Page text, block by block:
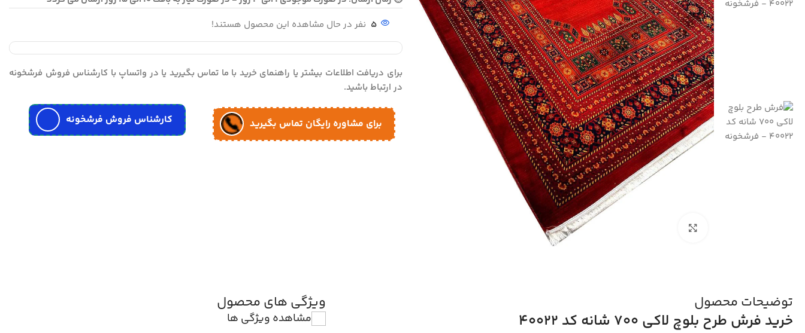
5 نفر در حال مشاهده این محصول هستند!
برای دریافت اطلاعات بیشتر یا راهنمای خرید با ما تماس بگیرید یا در واتساپ با کارشناس فروش فرشخونه
در ارتباط باشید.
برای مشاوره رایگان تماس بگیرید کارشناس فروش فرشخونه
توضیحات محصول
خرید فرش طرح بلوچ لاکی 700 شانه کد 40022
ویژگی های محصول
مشاهده ویژگی ها